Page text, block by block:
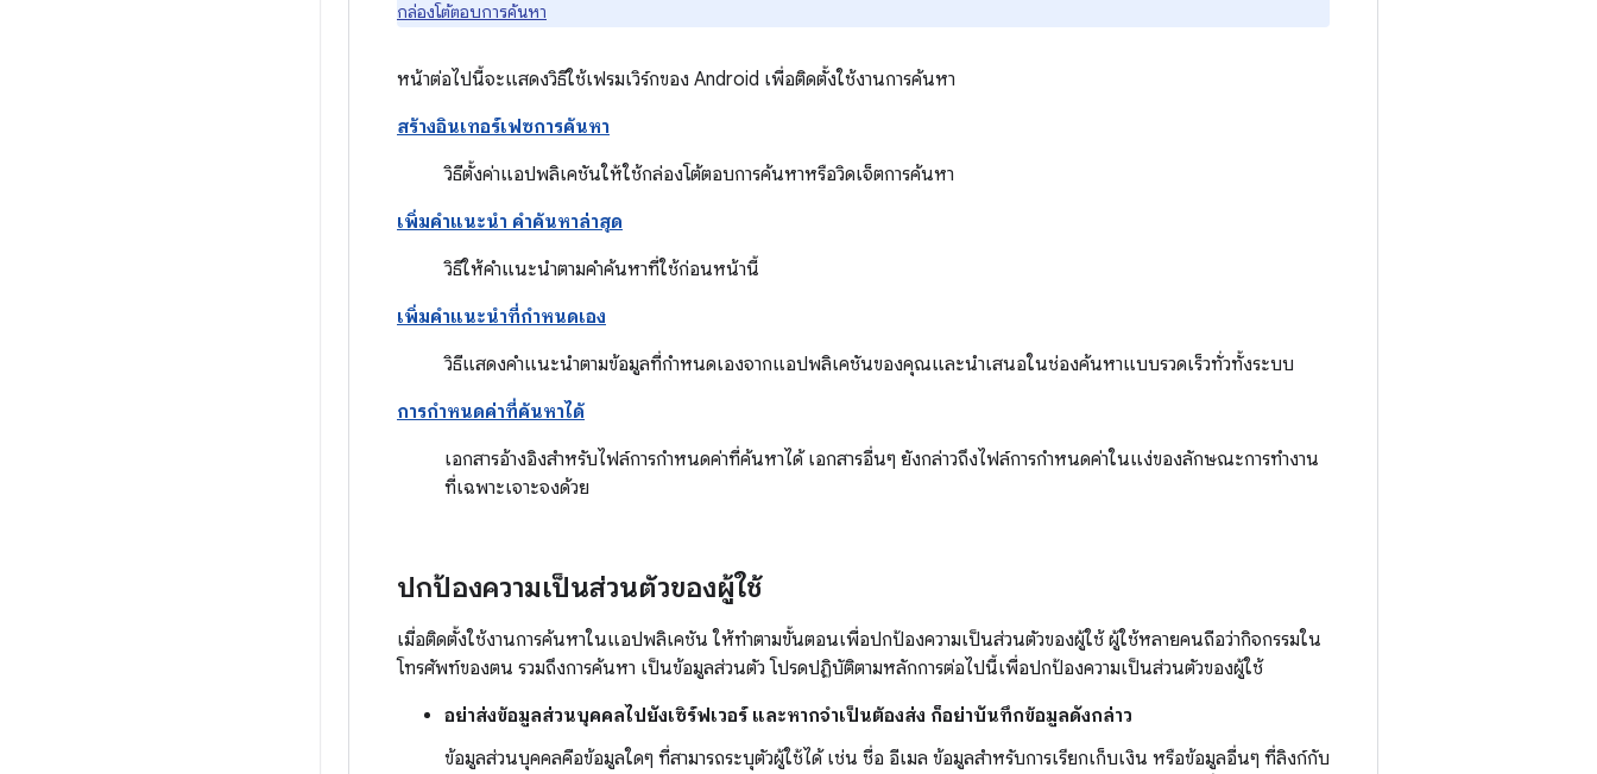
กล่องโต้ตอบการค้นหา
หน้าต่อไปนี้จะแสดงวิธีใช้เฟรมเวิร์กของ Android เพื่อติดตั้งใช้งานการค้นหา
สร้างอินเทอร์เฟซการค้นหา
วิธีตั้งค่าแอปพลิเคชันให้ใช้กล่องโต้ตอบการค้นหาหรือวิดเจ็ตการค้นหา
เพิ่มคำแนะนำ คำค้นหาล่าสุด
วิธีให้คำแนะนำตามคำค้นหาที่ใช้ก่อนหน้านี้
เพิ่มคำแนะนำที่กำหนดเอง
วิธีแสดงคำแนะนำตามข้อมูลที่กำหนดเองจากแอปพลิเคชันของคุณและนำเสนอในช่องค้นหาแบบรวดเร็วทั่วทั้งระบบ
การกำหนดค่าที่ค้นหาได้
เอกสารอ้างอิงสำหรับไฟล์การกำหนดค่าที่ค้นหาได้ เอกสารอื่นๆ ยังกล่าวถึงไฟล์การกำหนดค่าในแง่ของลักษณะการทำงาน
ที่เฉพาะเจาะจงด้วย
ปกป้องความเป็นส่วนตัวของผู้ใช้
เมื่อติดตั้งใช้งานการค้นหาในแอปพลิเคชัน ให้ทำตามขั้นตอนเพื่อปกป้องความเป็นส่วนตัวของผู้ใช้ ผู้ใช้หลายคนถือว่ากิจกรรมใน
โทรศัพท์ของตน รวมถึงการค้นหา เป็นข้อมูลส่วนตัว โปรดปฏิบัติตามหลักการต่อไปนี้เพื่อปกป้องความเป็นส่วนตัวของผู้ใช้
อย่าส่งข้อมูลส่วนบุคคลไปยังเซิร์ฟเวอร์ และหากจำเป็นต้องส่ง ก็อย่าบันทึกข้อมูลดังกล่าว
ข้อมูลส่วนบุคคลคือข้อมูลใดๆ ที่สามารถระบุตัวผู้ใช้ได้ เช่น ชื่อ อีเมล ข้อมูลสำหรับการเรียกเก็บเงิน หรือข้อมูลอื่นๆ ที่ลิงก์กับ